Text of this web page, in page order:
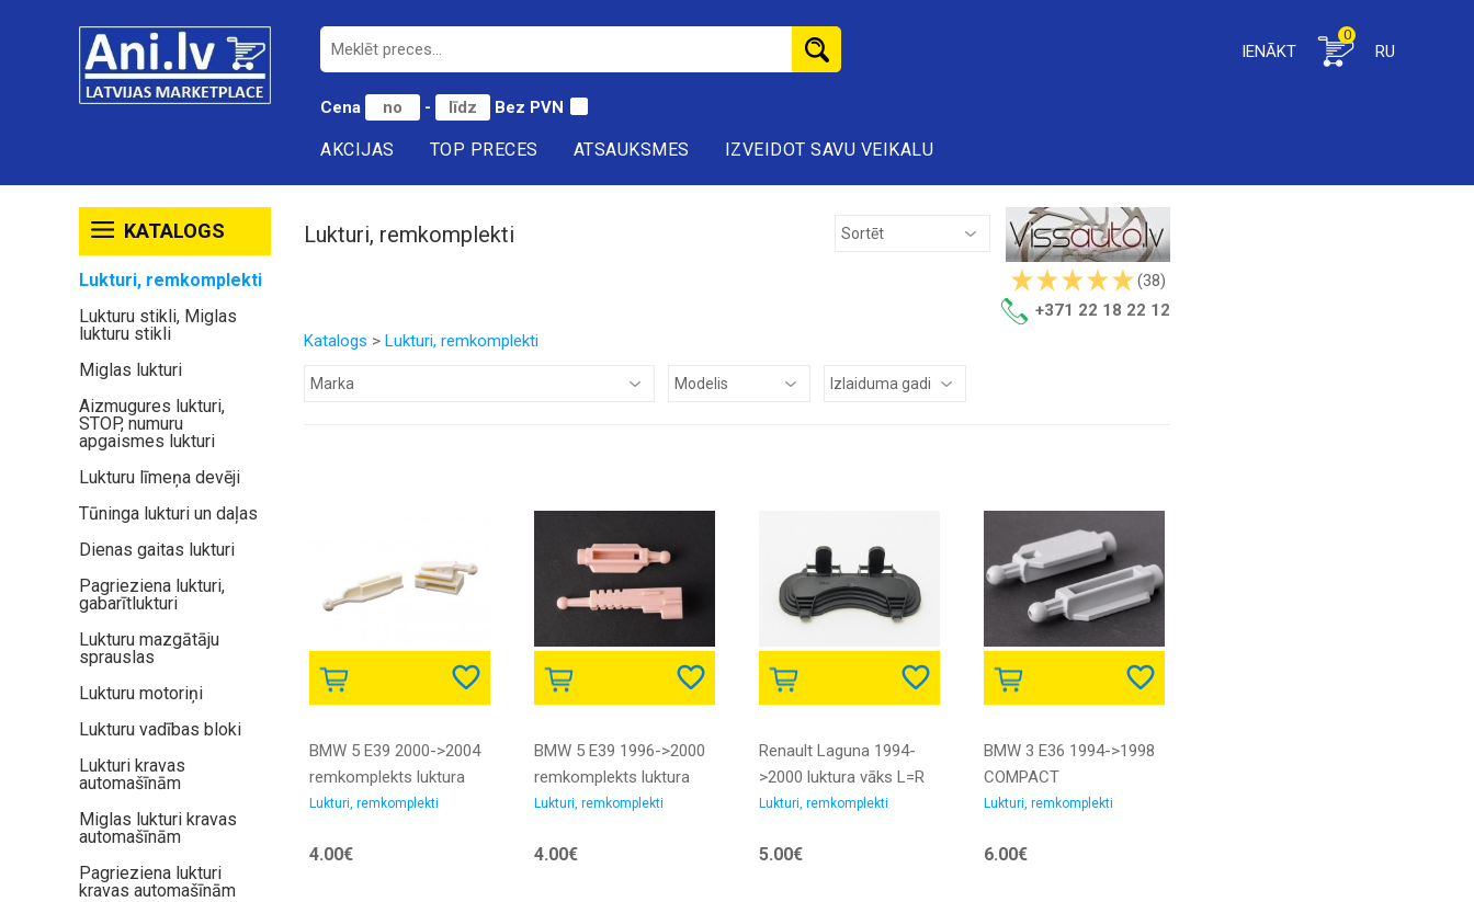
Cena - Bez PVN
IENĀKT
0
RU
AKCIJAS TOP PRECES ATSAUKSMES IZVEIDOT SAVU VEIKALU
KATALOGS
Lukturi, remkomplekti
Lukturu stikli, Miglas
lukturu stikli
Miglas lukturi
Aizmugures lukturi,
STOP, numuru
apgaismes lukturi
Lukturu līmeņa devēji
Tūninga lukturi un daļas
Dienas gaitas lukturi
Pagrieziena lukturi,
gabarītlukturi
Lukturu mazgātāju
sprauslas
Lukturu motoriņi
Lukturu vadības bloki
Lukturi kravas
automašīnām
Miglas lukturi kravas
automašīnām
Pagrieziena lukturi
kravas automašīnām
Lukturi, remkomplekti
(38)
+371 22 18 22 12
Katalogs > Lukturi, remkomplekti
BMW 5 E39 2000->2004
remkomplekts luktura
mehānismam
Lukturi, remkomplekti
4.00€
BMW 5 E39 1996->2000
remkomplekts luktura
mehānismam
Lukturi, remkomplekti
4.00€
Renault Laguna 1994-
>2000 luktura vāks L=R
94->99 VALEO
Lukturi, remkomplekti
5.00€
BMW 3 E36 1994->1998
COMPACT
remkomplekts luktura
Lukturi, remkomplekti
6.00€